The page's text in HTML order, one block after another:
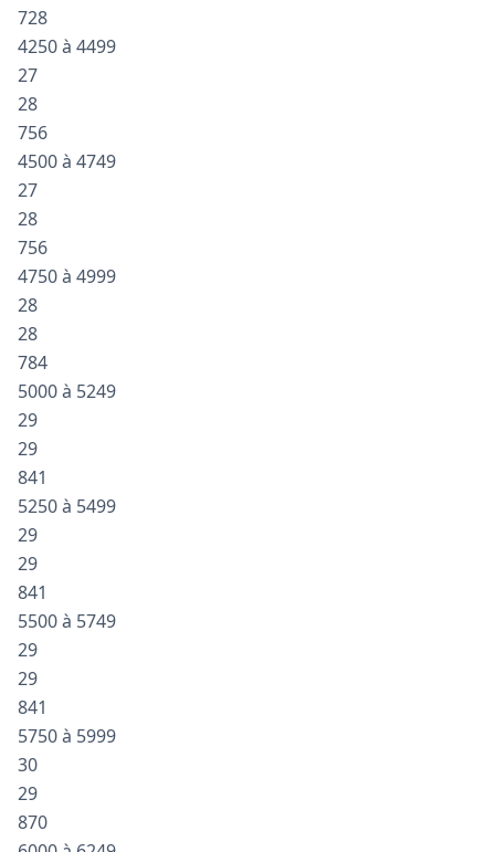
728
4250 à 4499
27
28
756
4500 à 4749
27
28
756
4750 à 4999
28
28
784
5000 à 5249
29
29
841
5250 à 5499
29
29
841
5500 à 5749
29
29
841
5750 à 5999
30
29
870